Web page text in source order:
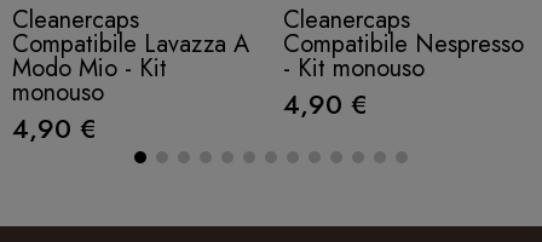
Cleanercaps
Compatibile Lavazza A
Modo Mio - Kit
monouso
4,90 €
Cleanercaps
Compatibile Nespresso
- Kit monouso
4,90 €